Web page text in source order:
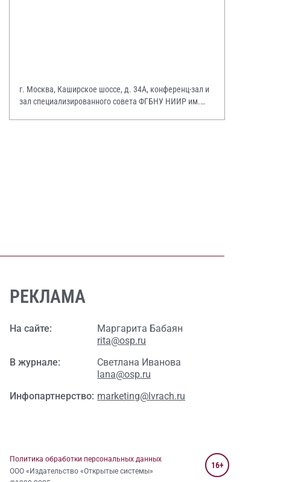
г. Москва, Каширское шоссе, д. 34А, конференц-зал и
зал специализированного совета ФГБНУ НИИР им.
РЕКЛАМА
На сайте:
Маргарита Бабаян
rita@osp.ru
В журнале:
Светлана Иванова
lana@osp.ru
Инфопартнерство: marketing@lvrach.ru
Политика обработки персональных данных
ООО «Издательство «Открытые системы»
16+